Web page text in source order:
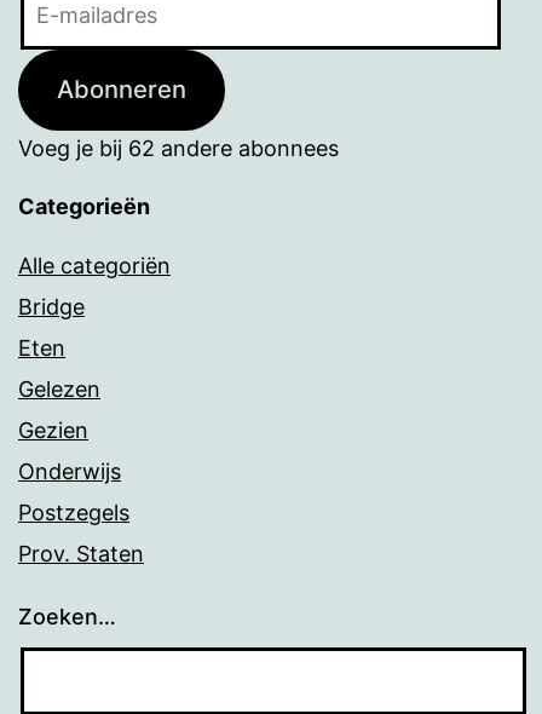
Abonneren
Voeg je bij 62 andere abonnees
Categorieën
Alle categoriën
Bridge
Eten
Gelezen
Gezien
Onderwijs
Postzegels
Prov. Staten
Zoeken…